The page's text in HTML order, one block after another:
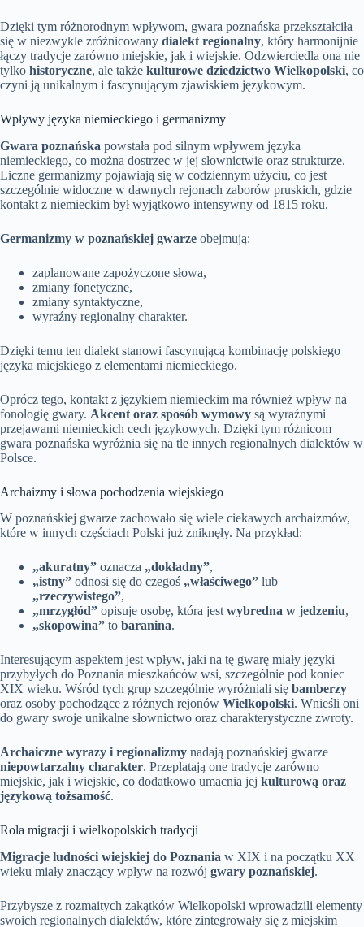
Dzięki tym różnorodnym wpływom, gwara poznańska przekształciła
się w niezwykle zróżnicowany dialekt regionalny, który harmonijnie
łączy tradycje zarówno miejskie, jak i wiejskie. Odzwierciedla ona nie
tylko historyczne, ale także kulturowe dziedzictwo Wielkopolski, co
czyni ją unikalnym i fascynującym zjawiskiem językowym.
Wpływy języka niemieckiego i germanizmy
Gwara poznańska powstała pod silnym wpływem języka
niemieckiego, co można dostrzec w jej słownictwie oraz strukturze.
Liczne germanizmy pojawiają się w codziennym użyciu, co jest
szczególnie widoczne w dawnych rejonach zaborów pruskich, gdzie
kontakt z niemieckim był wyjątkowo intensywny od 1815 roku.
Germanizmy w poznańskiej gwarze obejmują:
zaplanowane zapożyczone słowa,
zmiany fonetyczne,
zmiany syntaktyczne,
wyraźny regionalny charakter.
Dzięki temu ten dialekt stanowi fascynującą kombinację polskiego
języka miejskiego z elementami niemieckiego.
Oprócz tego, kontakt z językiem niemieckim ma również wpływ na
fonologię gwary. Akcent oraz sposób wymowy są wyraźnymi
przejawami niemieckich cech językowych. Dzięki tym różnicom
gwara poznańska wyróżnia się na tle innych regionalnych dialektów w
Polsce.
Archaizmy i słowa pochodzenia wiejskiego
W poznańskiej gwarze zachowało się wiele ciekawych archaizmów,
które w innych częściach Polski już zniknęły. Na przykład:
„akuratny” oznacza „dokładny”,
„istny” odnosi się do czegoś „właściwego” lub
„rzeczywistego”,
„mrzygłód” opisuje osobę, która jestwybredna w jedzeniu,
„skopowina” to baranina.
Interesującym aspektem jest wpływ, jaki na tę gwarę miały języki
przybyłych do Poznania mieszkańców wsi, szczególnie pod koniec
XIX wieku. Wśród tych grup szczególnie wyróżniali się bamberzy
oraz osoby pochodzące z różnych rejonów Wielkopolski. Wnieśli oni
do gwary swoje unikalne słownictwo oraz charakterystyczne zwroty.
Archaiczne wyrazy i regionalizmy nadają poznańskiej gwarze
niepowtarzalny charakter. Przeplatają one tradycje zarówno
miejskie, jak i wiejskie, co dodatkowo umacnia jej kulturową oraz
językową tożsamość.
Rola migracji i wielkopolskich tradycji
Migracje ludności wiejskiej do Poznania w XIX i na początku XX
wieku miały znaczący wpływ na rozwój gwary poznańskiej.
Przybysze z rozmaitych zakątków Wielkopolski wprowadzili elementy
swoich regionalnych dialektów, które zintegrowały się z miejskim